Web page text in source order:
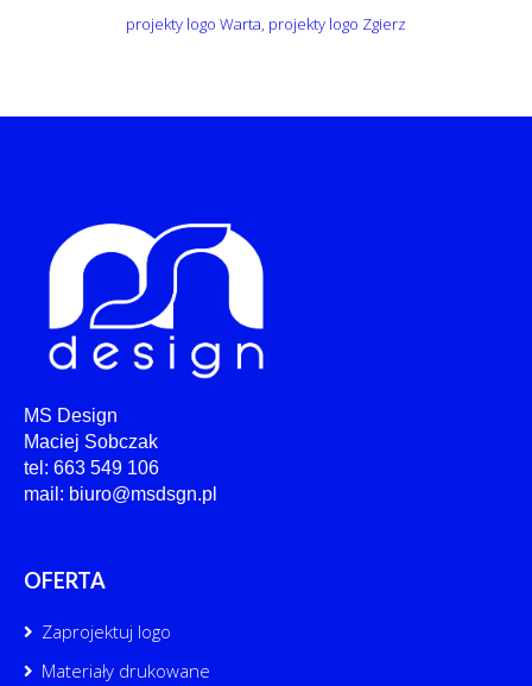
projekty logo Warta projekty logo Zgierz
MS Design
Maciej Sobczak
tel: 663 549 106
mail: biuro@msdsgn.pl
OFERTA
Zaprojektuj logo
Materiały drukowane